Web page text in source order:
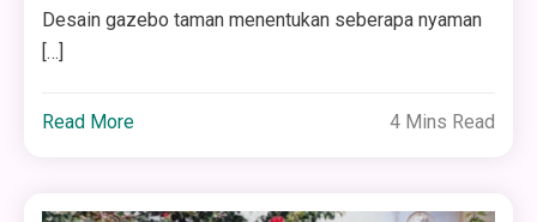
Desain gazebo taman menentukan seberapa nyaman
[…]
Read More 4 Mins Read